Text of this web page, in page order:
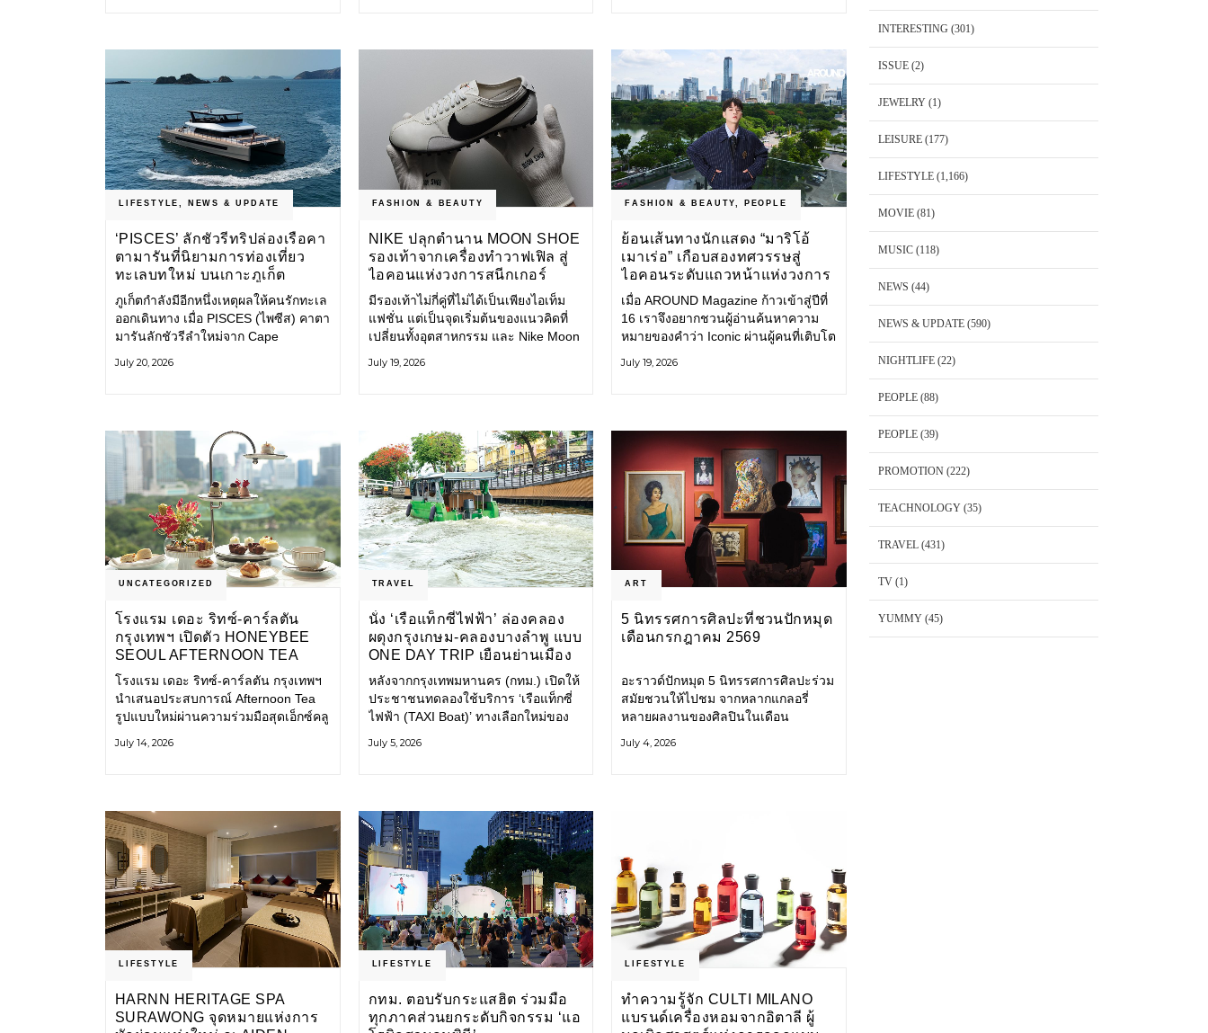
LIFESTYLE NEWS & UPDATE
‘PISCES’ ลักชัวรีทริปล่องเรือคา
ตามารันที่นิยามการท่องเที่ยว
ทะเลบทใหม่ บนเกาะภูเก็ต
ภูเก็ตกำลังมีอีกหนึ่งเหตุผลให้คนรักทะเล
ออกเดินทาง เมื่อ PISCES (ไพซีส) คาตา
มารันลักชัวรีลำใหม่จาก Cape
ทะเลอันดามันและอ่าวพังงาในมุมที่ต่าง
เป็นส่วนหนึ่งของการเดินทาง ทั้งงาน
บริการ สิ่งอำนวยความสะดวก
July 20, 2026
FASHION & BEAUTY
NIKE ปลุกตำนาน MOON SHOE
รองเท้าจากเครื่องทำวาฟเฟิล สู่
ไอคอนแห่งวงการสนีกเกอร์
มีรองเท้าไม่กี่คู่ที่ไม่ได้เป็นเพียงไอเท็ม
แฟชั่น แต่เป็นจุดเริ่มต้นของแนวคิดที่
เปลี่ยนทั้งอุตสาหกรรม และ Nike Moon
ไอคอนที่ถือกำเนิดเมื่อกว่าครึ่งศตวรรษ
Nike
July 19, 2026
FASHION & BEAUTY PEOPLE
ย้อนเส้นทางนักแสดง “มาริโอ้
เมาเร่อ” เกือบสองทศวรรษสู่
ไอคอนระดับแถวหน้าแห่งวงการ
บันเทิงไทย
เมื่อ AROUND Magazine ก้าวเข้าสู่ปีที่
16 เราจึงอยากชวนผู้อ่านค้นหาความ
หมายของคำว่า Iconic ผ่านผู้คนที่เติบโต
ตนไว้อย่างมั่นคง หนึ่งในนั้นคือ มาริโอ้
July 19, 2026
UNCATEGORIZED
โรงแรม เดอะ ริทซ์-คาร์ลตัน
กรุงเทพฯ เปิดตัว HONEYBEE
SEOUL AFTERNOON TEA
COLLABORATION ณ คาเลโอ
(CALEŌ) ชวนสัมผัสเสน่ห์ของ
ขนมหวานร่วมสมัยจากกรุงโซล
โรงแรม เดอะ ริทซ์-คาร์ลตัน กรุงเทพฯ
นำเสนอประสบการณ์ Afternoon Tea
รูปแบบใหม่ผ่านความร่วมมือสุดเอ็กซ์คลู
หวานสไตล์ฝรั่งเศสร่วมสมัยชื่อดังจาก
July 14, 2026
TRAVEL
นั่ง ‘เรือแท็กซี่ไฟฟ้า’ ล่องคลอง
ผดุงกรุงเกษม-คลองบางลำพู แบบ
ONE DAY TRIP เยือนย่านเมือง
เก่า เที่ยววิถีสโลว์ไลฟ์แบบรักษ์
โลก
หลังจากกรุงเทพมหานคร (กทม.) เปิดให้
ประชาชนทดลองใช้บริการ ‘เรือแท็กซี่
ไฟฟ้า (TAXI Boat)’ ทางเลือกใหม่ของ
และเป็นมิตรกับสิ่งแวดล้อม ผ่าน
July 5, 2026
ART
5 นิทรรศการศิลปะที่ชวนปักหมุด
เดือนกรกฎาคม 2569
อะราวด์ปักหมุด 5 นิทรรศการศิลปะร่วม
สมัยชวนให้ไปชม จากหลากแกลอรี่
หลายผลงานของศิลปินในเดือน
วันนี้ – 16 สิงหาคม 2569 นิทรรศการ
July 4, 2026
LIFESTYLE
HARNN HERITAGE SPA
SURAWONG จุดหมายแห่งการ
LIFESTYLE
กทม. ตอบรับกระแสฮิต ร่วมมือ
ทุกภาคส่วนยกระดับกิจกรรม ‘แอ
LIFESTYLE
ทำความรู้จัก CULTI MILANO
แบรนด์เครื่องหอมจากอิตาลี ผู้
INTERESTING (301)
ISSUE (2)
JEWELRY (1)
LEISURE (177)
LIFESTYLE (1,166)
MOVIE (81)
MUSIC (118)
NEWS (44)
NEWS & UPDATE (590)
NIGHTLIFE (22)
PEOPLE (88)
PEOPLE (39)
PROMOTION (222)
TEACHNOLOGY (35)
TRAVEL (431)
TV (1)
YUMMY (45)